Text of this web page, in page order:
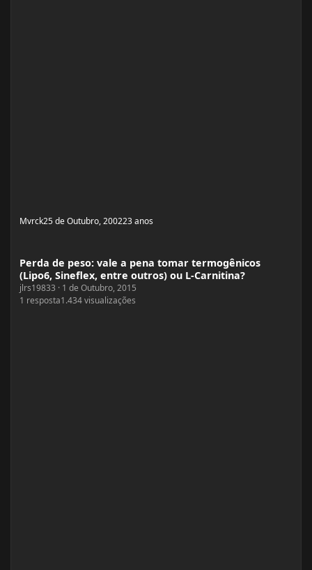
Mvrck25 de Outubro, 200223 anos
Perda de peso: vale a pena tomar termogênicos
(Lipo6, Sineflex, entre outros) ou L-Carnitina?
jlrs19833 · 1 de Outubro, 2015
1 resposta1.434visualizações